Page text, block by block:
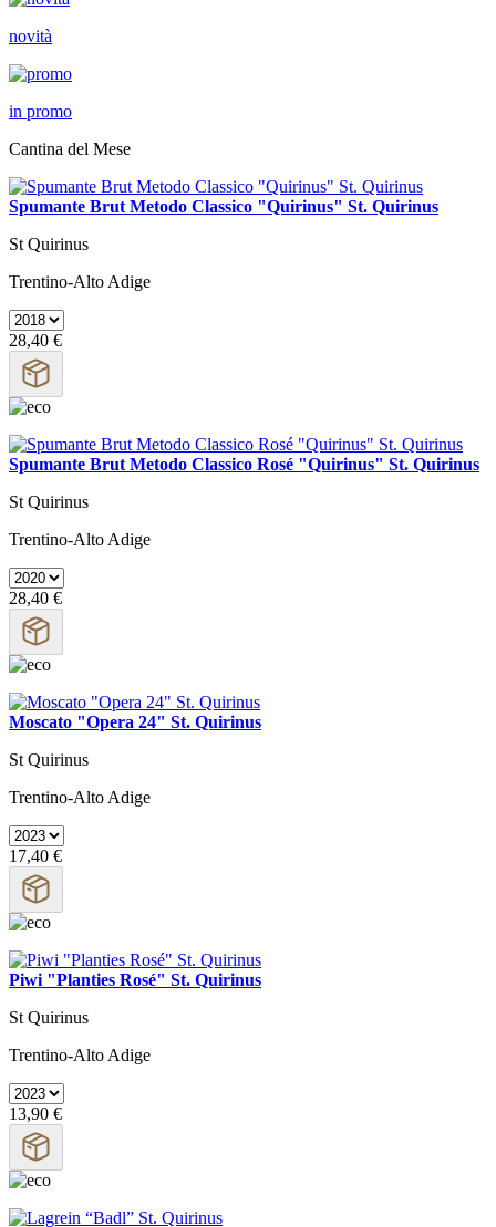
novità
in promo
Cantina del Mese
Spumante Brut Metodo Classico "Quirinus" St. Quirinus
St Quirinus
Trentino-Alto Adige
28,40 €
Spumante Brut Metodo Classico Rosé "Quirinus" St. Quirinus
St Quirinus
Trentino-Alto Adige
28,40 €
Moscato "Opera 24" St. Quirinus
St Quirinus
Trentino-Alto Adige
17,40 €
Piwi "Planties Rosé" St. Quirinus
St Quirinus
Trentino-Alto Adige
13,90 €